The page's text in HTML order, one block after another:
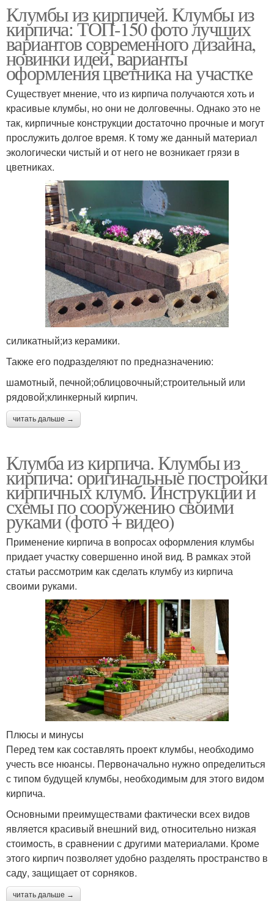
Клумбы из кирпичей. Клумбы из
кирпича: ТОП-150 фото лучших
вариантов современного дизайна,
новинки идей, варианты
оформления цветника на участке
Существует мнение, что из кирпича получаются хоть и
красивые клумбы, но они не долговечны. Однако это не
так, кирпичные конструкции достаточно прочные и могут
прослужить долгое время. К тому же данный материал
экологически чистый и от него не возникает грязи в
цветниках.
силикатный;из керамики.
Также его подразделяют по предназначению:
шамотный, печной;облицовочный;строительный или
рядовой;клинкерный кирпич.
читать дальше →
Клумба из кирпича. Клумбы из
кирпича: оригинальные постройки
кирпичных клумб. Инструкции и
схемы по сооружению своими
руками (фото + видео)
Применение кирпича в вопросах оформления клумбы
придает участку совершенно иной вид. В рамках этой
статьи рассмотрим как сделать клумбу из кирпича
своими руками.
Плюсы и минусы
Перед тем как составлять проект клумбы, необходимо
учесть все нюансы. Первоначально нужно определиться
с типом будущей клумбы, необходимым для этого видом
кирпича.
Основными преимуществами фактически всех видов
является красивый внешний вид, относительно низкая
стоимость, в сравнении с другими материалами. Кроме
этого кирпич позволяет удобно разделять пространство в
саду, защищает от сорняков.
читать дальше →